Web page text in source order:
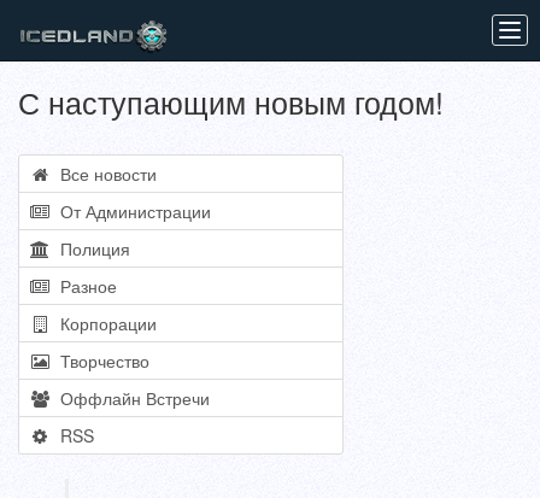
С наступающим новым годом!
Все новости
От Администрации
Полиция
Разное
Корпорации
Творчество
Оффлайн Встречи
RSS